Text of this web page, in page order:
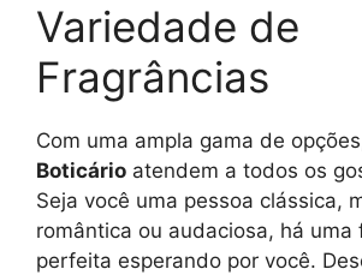
Variedade de
Fragrâncias
Com uma ampla gama de
Boticário atendem a todos os
Seja você uma pessoa clássica,
romântica ou audaciosa, há uma
perfeita esperando por você.